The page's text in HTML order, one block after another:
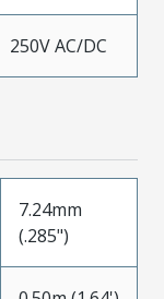
250V AC/DC
7.24mm
(.285")